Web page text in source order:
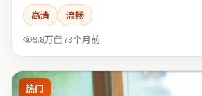
高清
流畅
9.8万
73个月前
热门